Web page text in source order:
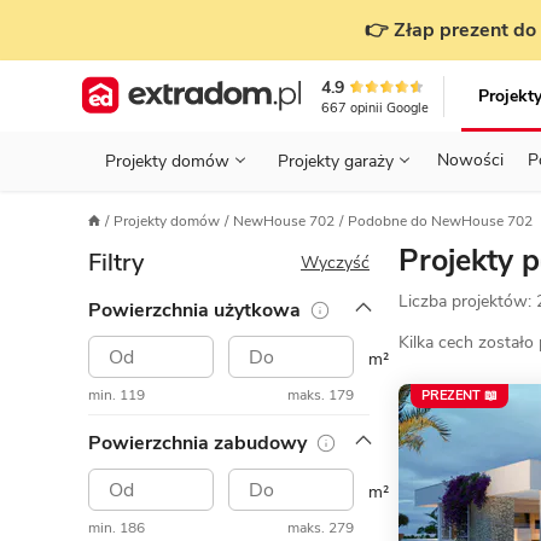
👉 Złap prezent
4.9
667 opinii Google
Projekty domów Projekty garaży Nowości
Projekty domów Projekty garaży
Parterowe Piętrowe do 70 m²
KONDYGNACJE
GARAŻ
STYL
ZABUDOWA
STANOWISKA
TYP
DACH
Zobacz wszystkie kategorie
PRZED BUDOWĄ - ETAP 1
Działka
WYBIERAM PROJEKT - ETAP 2
BUDUJĘ DOM - ETAP 3
URZĄDZAM DOM - ETAP 4
PRZEPISY I FORMALNOŚCI
FINANSE I KOSZTY
Projekty domów NewHouse 702 Podobne do NewHouse 702
Filtry Wyczyść
Powierzchnia użytkowa
min. 119 maks. 179
m²
Powierzchnia zabudowy
min. 186 maks. 279
m²
Projekty
Liczba projektów:
Kilka cech
PREZENT 📖